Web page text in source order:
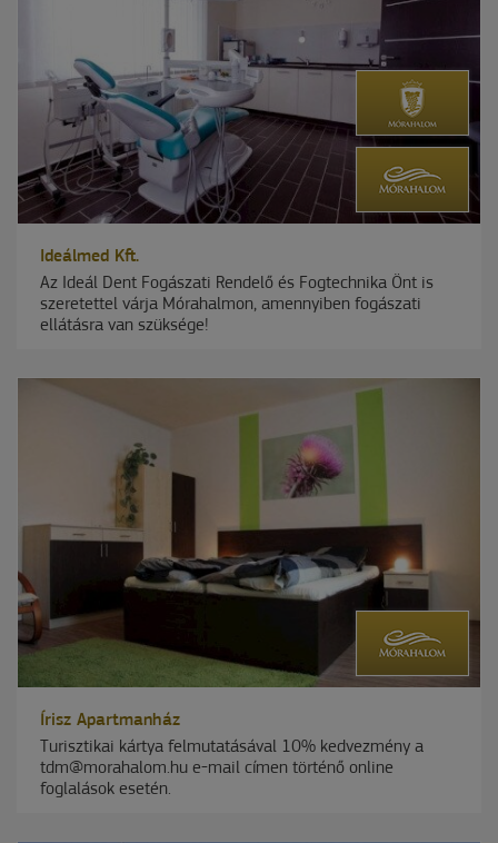
Ideálmed Kft.
Az Ideál Dent Fogászati Rendelő és Fogtechnika Önt is
szeretettel várja Mórahalmon, amennyiben fogászati
ellátásra van szüksége!
Írisz Apartmanház
Turisztikai kártya felmutatásával 10% kedvezmény a
tdm@morahalom.hu e-mail címen történő online
foglalások esetén.